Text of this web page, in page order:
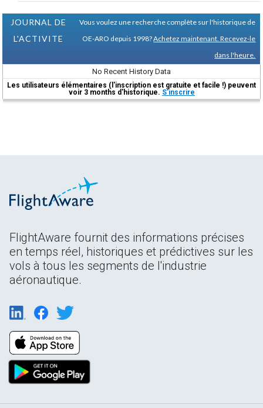
JOURNAL DE
L'ACTIVITE
Vous voulez une recherche complète sur l'historique de
OE-ARO depuis 1998?Achetez maintenant. Recevez-le
dans l'heure.
No Recent History Data
Les utilisateurs élémentaires (l'inscription est gratuite et facile !) peuvent
voir 3 months d'historique. S'inscrire
FlightAware fournit des informations précises
en temps réel, historiques et prédictives sur les
vols à tous les segments de l'industrie
aéronautique.